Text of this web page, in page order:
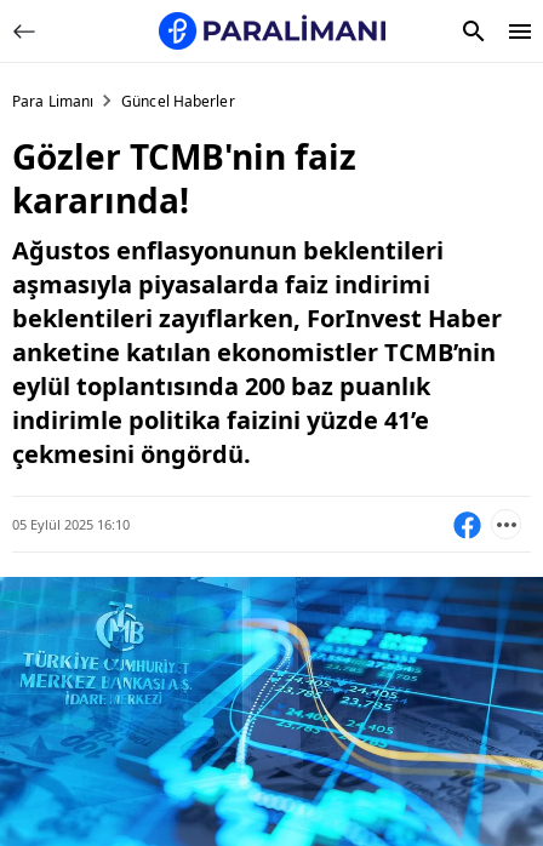
Para Limanı Güncel Haberler
Gözler TCMB'nin faiz
kararında!
Ağustos enflasyonunun beklentileri
aşmasıyla piyasalarda faiz indirimi
beklentileri zayıflarken, ForInvest Haber
anketine katılan ekonomistler TCMB’nin
eylül toplantısında 200 baz puanlık
indirimle politika faizini yüzde 41’e
çekmesini öngördü.
05 Eylül 2025 16:10